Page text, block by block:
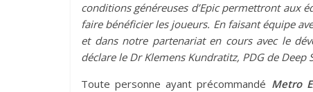
conditions généreuses d’Epic permettront aux
faire bénéficier les joueurs. En faisant équipe
et dans notre partenariat en cours avec le
déclare le Dr Klemens Kundratitz, PDG de Deep
Toute personne ayant précommandé Metro